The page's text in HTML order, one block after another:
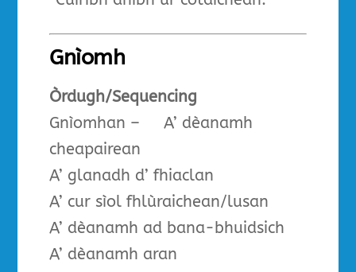
Gnìomh
Òrdugh/Sequencing
Gnìomhan – A’ dèanamh
cheapairean
A’ glanadh d’ fhiaclan
A’ cur sìol fhlùraichean/lusan
A’ dèanamh ad bana-bhuidsich
A’ dèanamh aran